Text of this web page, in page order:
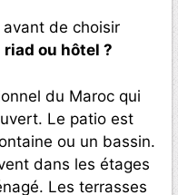
avant de choisir
riad ou hôtel ?
du Maroc qui
Le patio est
ou un bassin.
dans les étages
Les terrasses